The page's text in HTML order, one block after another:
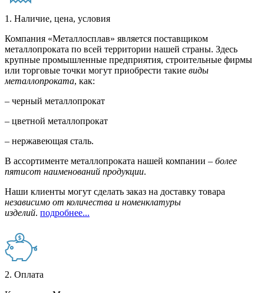
1. Наличие, цена, условия
Компания «Металлосплав» является поставщиком
металлопроката по всей территории нашей страны. Здесь
крупные промышленные предприятия, строительные фирмы
или торговые точки могут приобрести такие виды
металлопроката, как:
– черный металлопрокат
– цветной металлопрокат
– нержавеющая сталь.
В ассортименте металлопроката нашей компании – более
пятисот наименований продукции.
Наши клиенты могут сделать заказ на доставку товара
независимо от количества и номенклатуры
изделий. подробнее...
2. Оплата